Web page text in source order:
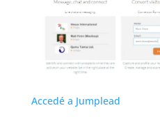
Accedé a Jumplead